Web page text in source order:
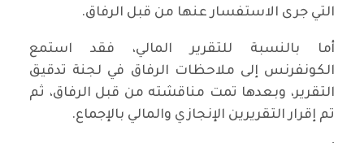
التي جرى الاستفسار عنها من قبل الرفاق.
أما بالنسبة للتقرير المالي، فقد استمع
الكونفرنس إلى ملاحظات الرفاق في لجنة تدقيق
التقرير، وبعدها تمت مناقشته من قبل الرفاق، ثم
تم إقرار التقريرين الإنجازي والمالي بالإجماع.